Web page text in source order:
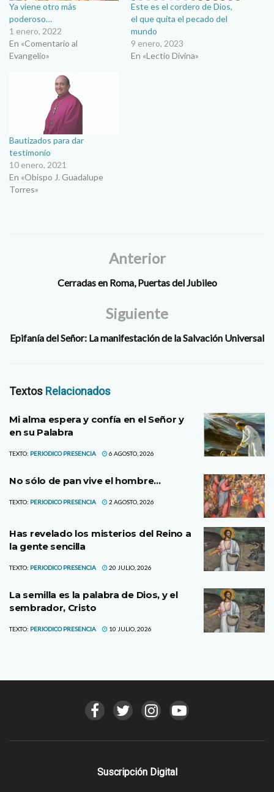
Ya viene otro más
poderoso…
1 enero, 2022
En «Comentario al
Evangelio»
Este es el cordero de Dios,
el que quita el pecado del
mundo
9 enero, 2023
En «Lectio Divina»
Bautizados para dar
testimonio
10 enero, 2021
En «Obispo J. Guadalupe
Torres»
Anterior
Cerradas en Roma, Puertas del Jubileo
Siguiente
Epifanía del Señor: La manifestación de la Salvación Universal
Textos Relacionados
Mi alma espera y confía en el Señor y
en su Palabra
TEXTO: PERIODICO PRESENCIA 6 AGOSTO, 2026
No sólo de pan vive el hombre…
TEXTO: PERIODICO PRESENCIA 2 AGOSTO, 2026
Has revelado los misterios del Reino a
la gente sencilla
TEXTO: PERIODICO PRESENCIA 20 JULIO, 2026
La semilla es la palabra de Dios, y el
sembrador, Cristo
TEXTO: PERIODICO PRESENCIA 10 JULIO, 2026
Suscripción Digital